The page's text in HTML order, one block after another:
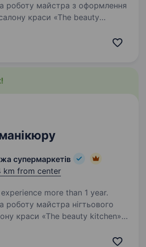
роботу майстра з оформлення
краси «The beauty
зможе відчувати свою
супермаркетів
km from center
more than 1 year.
роботу майстра нігтьового
краси «The beauty kitchen»
відчувати свою цінність,